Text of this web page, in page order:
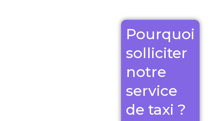
Pourquoi
solliciter
notre
service
de taxi ?